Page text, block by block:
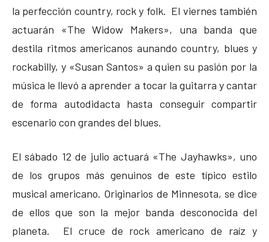
la perfección country, rock y folk. El viernes también
actuarán «The Widow Makers», una banda que
destila ritmos americanos aunando country, blues y
rockabilly, y «Susan Santos» a quien su pasión por la
música le llevó a aprender a tocar la guitarra y cantar
de forma autodidacta hasta conseguir compartir
escenario con grandes del blues.
El sábado 12 de julio actuará «The Jayhawks», uno
de los grupos más genuinos de este típico estilo
musical americano. Originarios de Minnesota, se dice
de ellos que son la mejor banda desconocida del
planeta. El cruce de rock americano de raíz y